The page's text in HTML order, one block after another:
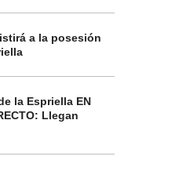
a la posesión
la Espriella EN
Llegan